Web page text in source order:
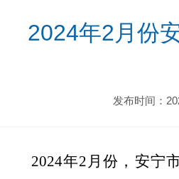
2024年2月份
发布时间：
2024年2 月份 ，安宁